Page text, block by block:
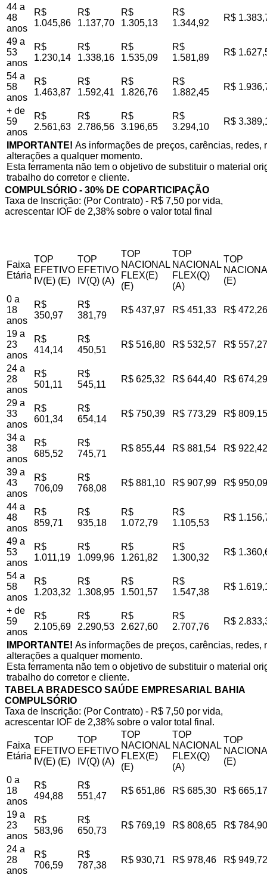
44 a
48
anos
R$
1.045,86
R$
1.137,70
R$
1.305,13
R$
1.344,92
R$
49 a
53
anos
R$
1.230,14
R$
1.338,16
R$
1.535,09
R$
1.581,89
R$
54 a
58
anos
R$
1.463,87
R$
1.592,41
R$
1.826,76
R$
1.882,45
R$
+ de
59
anos
R$
2.561,63
R$
2.786,56
R$
3.196,65
R$
3.294,10
R$
IMPORTANTE! As informações de preços, carências,
alterações a qualquer momento.
Esta ferramenta não tem o objetivo de substituir o material
trabalho do corretor e cliente.
COMPULSÓRIO - 30% DE COPARTICIPAÇÃO
Taxa de Inscrição: (Por Contrato) - R$ 7,50 por vida,
acrescentar IOF de 2,38% sobre o valor total final
Faixa
Etária
TOP
EFETIVO
IV(E) (E)
TOP
EFETIVO
IV(Q) (A)
TOP
NACIONAL
FLEX(E)
(E)
TOP
NACIONAL
FLEX(Q)
(A)
TOP
(E)
0 a
18
anos
R$
350,97
R$
381,79
R$ 437,97 R$ 451,33 R$ 472,26
19 a
23
anos
R$
414,14
R$
450,51
R$ 516,80 R$ 532,57 R$ 557,27
24 a
28
anos
R$
501,11
R$
545,11
R$ 625,32 R$ 644,40 R$ 674,29
29 a
33
anos
R$
601,34
R$
654,14
R$ 750,39 R$ 773,29 R$ 809,15
34 a
38
anos
R$
685,52
R$
745,71
R$ 855,44 R$ 881,54 R$ 922,42
39 a
43
anos
R$
706,09
R$
768,08
R$ 881,10 R$ 907,99 R$ 950,09
44 a
48
anos
R$
859,71
R$
935,18
R$
1.072,79
R$
1.105,53
R$
49 a
53
anos
R$
1.011,19
R$
1.099,96
R$
1.261,82
R$
1.300,32
R$
54 a
58
anos
R$
1.203,32
R$
1.308,95
R$
1.501,57
R$
1.547,38
R$
+ de
59
anos
R$
2.105,69
R$
2.290,53
R$
2.627,60
R$
2.707,76
R$
IMPORTANTE! As informações de preços, carências,
alterações a qualquer momento.
Esta ferramenta não tem o objetivo de substituir o material
trabalho do corretor e cliente.
TABELA BRADESCO SAÚDE EMPRESARIAL BAHIA
COMPULSÓRIO
Taxa de Inscrição: (Por Contrato) - R$ 7,50 por vida,
acrescentar IOF de 2,38% sobre o valor total final.
Faixa
Etária
TOP
EFETIVO
IV(E) (E)
TOP
EFETIVO
IV(Q) (A)
TOP
NACIONAL
FLEX(E)
(E)
TOP
NACIONAL
FLEX(Q)
(A)
TOP
(E)
0 a
18
anos
R$
494,88
R$
551,47
R$ 651,86 R$ 685,30 R$ 665,17
19 a
23
anos
R$
583,96
R$
650,73
R$ 769,19 R$ 808,65 R$ 784,90
24 a
28
anos
R$
706,59
R$
787,38
R$ 930,71 R$ 978,46 R$ 949,72